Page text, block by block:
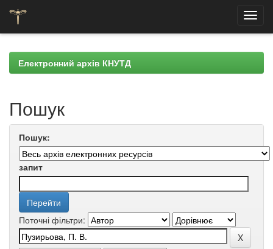
navigationЕлектронний архів КНУТД
Пошук
Пошук:
запит
Поточні фільтри: